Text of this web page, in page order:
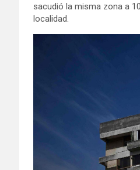
sacudió la misma zona a
localidad.